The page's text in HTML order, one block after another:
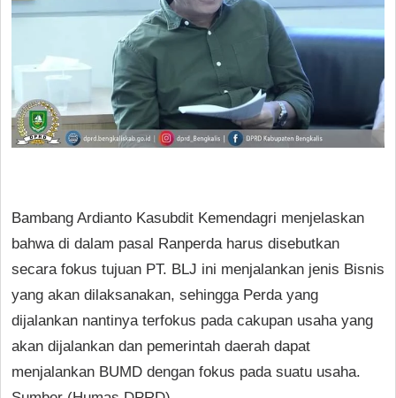
Bambang Ardianto Kasubdit Kemendagri menjelaskan
bahwa di dalam pasal Ranperda harus disebutkan
secara fokus tujuan PT. BLJ ini menjalankan jenis Bisnis
yang akan dilaksanakan, sehingga Perda yang
dijalankan nantinya terfokus pada cakupan usaha yang
akan dijalankan dan pemerintah daerah dapat
menjalankan BUMD dengan fokus pada suatu usaha.